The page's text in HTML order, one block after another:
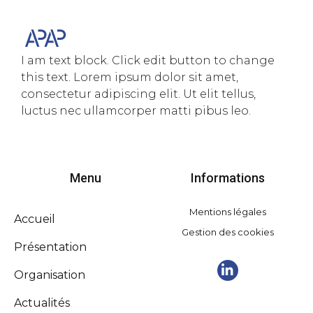
I am text block. Click edit button to change
this text. Lorem ipsum dolor sit amet,
consectetur adipiscing elit. Ut elit tellus,
luctus nec ullamcorper matti pibus leo.
Menu
Accueil
Présentation
Organisation
Actualités
Informations
Mentions légales
Gestion des cookies